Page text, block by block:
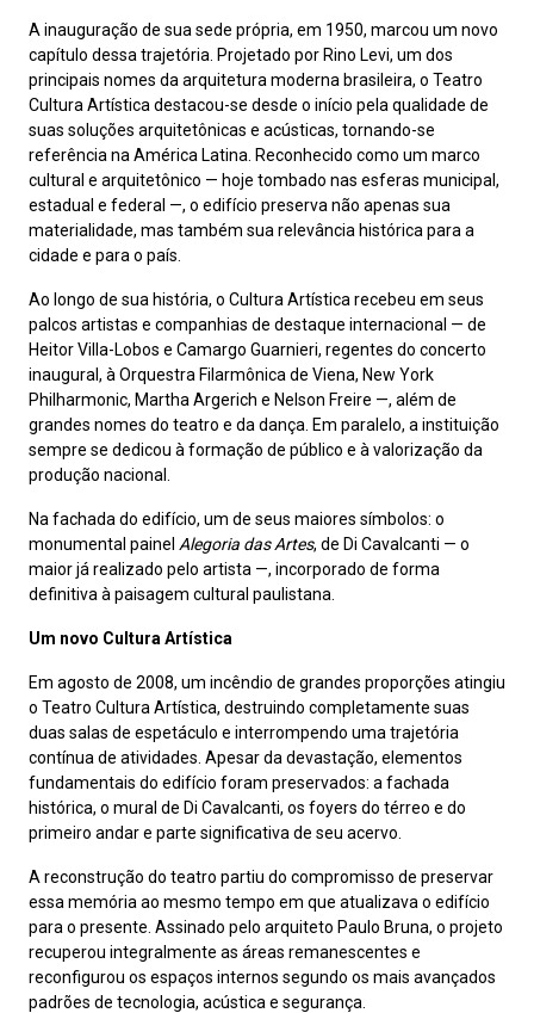
A inauguração de sua sede própria, em 1950, marcou um novo
capítulo dessa trajetória. Projetado por Rino Levi, um dos
principais nomes da arquitetura moderna brasileira, o Teatro
Cultura Artística destacou-se desde o início pela qualidade de
suas soluções arquitetônicas e acústicas, tornando-se
referência na América Latina. Reconhecido como um marco
cultural e arquitetônico — hoje tombado nas esferas municipal,
estadual e federal —, o edifício preserva não apenas sua
materialidade, mas também sua relevância histórica para a
cidade e para o país.
Ao longo de sua história, o Cultura Artística recebeu em seus
palcos artistas e companhias de destaque internacional — de
Heitor Villa-Lobos e Camargo Guarnieri, regentes do concerto
inaugural, à Orquestra Filarmônica de Viena, New York
Philharmonic, Martha Argerich e Nelson Freire —, além de
grandes nomes do teatro e da dança. Em paralelo, a instituição
sempre se dedicou à formação de público e à valorização da
produção nacional.
Na fachada do edifício, um de seus maiores símbolos: o
monumental painel Alegoria das Artes, de Di Cavalcanti — o
maior já realizado pelo artista —, incorporado de forma
definitiva à paisagem cultural paulistana.
Um novo Cultura Artística
Em agosto de 2008, um incêndio de grandes proporções atingiu
o Teatro Cultura Artística, destruindo completamente suas
duas salas de espetáculo e interrompendo uma trajetória
contínua de atividades. Apesar da devastação, elementos
fundamentais do edifício foram preservados: a fachada
histórica, o mural de Di Cavalcanti, os foyers do térreo e do
primeiro andar e parte significativa de seu acervo.
A reconstrução do teatro partiu do compromisso de preservar
essa memória ao mesmo tempo em que atualizava o edifício
para o presente. Assinado pelo arquiteto Paulo Bruna, o projeto
recuperou integralmente as áreas remanescentes e
reconfigurou os espaços internos segundo os mais avançados
padrões de tecnologia, acústica e segurança.